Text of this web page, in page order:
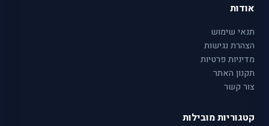
אודות
תנאי שימוש
הצהרת נגישות
מדיניות פרטיות
תקנון האתר
צור קשר
קטגוריות מובילות